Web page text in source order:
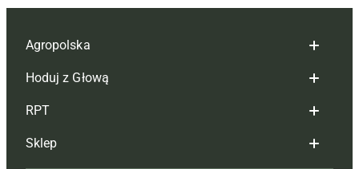
Agropolska
Redakcja
Reklama
Tagi
Hoduj z Głową
Hoduj z głową bydło
Hoduj z głową świnie
RPT
Redakcja
Sklep